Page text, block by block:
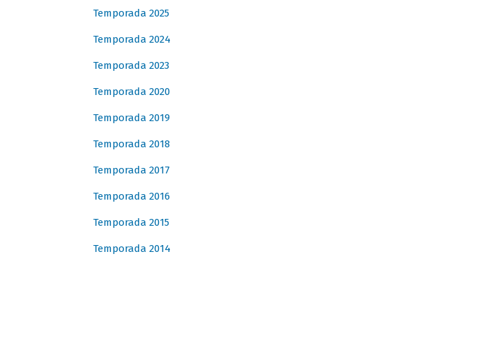
Temporada 2025
Temporada 2024
Temporada 2023
Temporada 2020
Temporada 2019
Temporada 2018
Temporada 2017
Temporada 2016
Temporada 2015
Temporada 2014